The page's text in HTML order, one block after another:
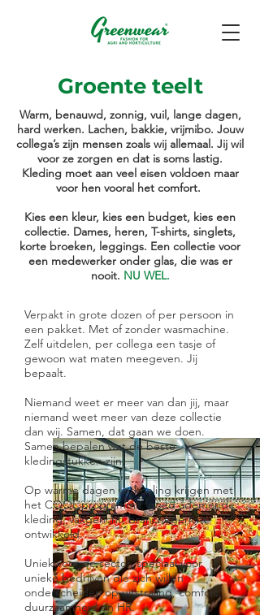
Groente teelt
Warm, benauwd, zonnig, vuil, lange dagen,
hard werken. Lachen, bakkie, vrijmibo. Jouw
collega’s zijn mensen zoals wij allemaal. Jij wil
voor ze zorgen en dat is soms lastig.
Kleding moet aan veel eisen voldoen maar
voor hen vooral het comfort.
Kies een kleur, kies een budget, kies een
collectie. Dames, heren, T-shirts, singlets,
korte broeken, leggings. Een collectie voor
een medewerker onder glas, die was er
nooit. NU WEL.
Verpakt in grote dozen of per persoon in
een pakket. Met of zonder wasmachine.
Zelf uitdelen, per collega een tasje of
gewoon wat maten meegeven. Jij
bepaalt.
Niemand weet er meer van dan jij, maar
niemand weet meer van deze collectie
dan wij. Samen, dat gaan we doen.
Samen bepalen wat de beste
kledingstukken zijn.
Op warme dagen verkoeling krijgen met
het COOL programma, goed ademende
kleding, vakgericht, branchegericht
ontwikkeld.
Uniek voor de sector, speciaal voor
unieke bedrijven die zich willen
onderscheiden op uitstraling, comfort,
duurzaamheid en HR.